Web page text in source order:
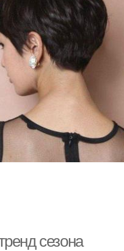
сезона